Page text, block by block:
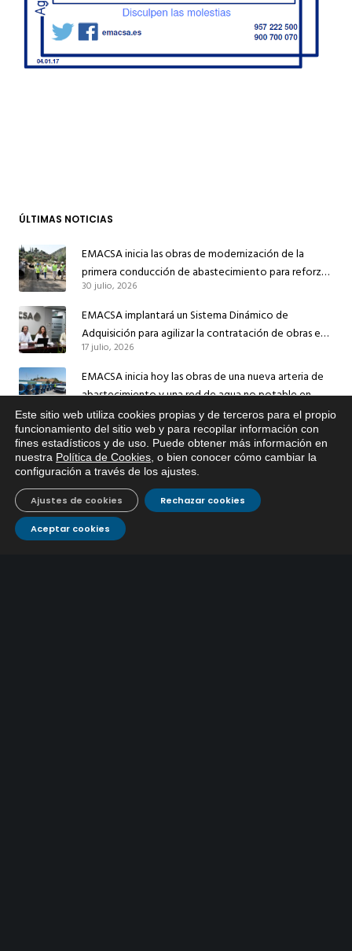
ÚLTIMAS NOTICIAS
EMACSA inicia las obras de modernización de la
primera conducción de abastecimiento para reforzar
el suministro de agua de Córdoba
30 julio, 2026
EMACSA implantará un Sistema Dinámico de
Adquisición para agilizar la contratación de obras en
sus redes e instalaciones
17 julio, 2026
EMACSA inicia hoy las obras de una nueva arteria de
abastecimiento y una red de agua no potable en
Ingeniero Ruiz de Azúa
13 julio, 2026
Caracterización ZA Córdoba Red Quemadas- 1ª Sem
2026
9 julio, 2026
Caracterización ZA Córdoba Red Carrera Caballo-1º
Sem 2026
9 julio, 2026
Este sitio web utiliza cookies propias y de terceros para el propio
funcionamiento del sitio web y para recopilar información con
fines estadísticos y de uso. Puede obtener más información en
nuestra Política de Cookies , o bien conocer cómo cambiar la
configuración a través de los ajustes
Aceptar cookies
Rechazar cookies
Ajustes de cookies
Si tiene cualquier duda sobre
EMACSA, haga click abajo.